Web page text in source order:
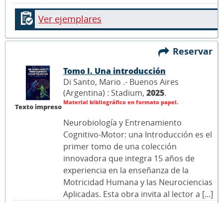
Ver ejemplares
Reservar
Texto impreso
Tomo I. Una introducción
Di Santo, Mario .- Buenos Aires
(Argentina) : Stadium, 2025.
Material bibliográfico en formato papel.
Neurobiología y Entrenamiento
Cognitivo-Motor: una Introducción es el
primer tomo de una colección
innovadora que integra 15 años de
experiencia en la enseñanza de la
Motricidad Humana y las Neurociencias
Aplicadas. Esta obra invita al lector a [...]